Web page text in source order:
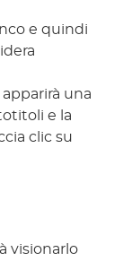
e quindi
apparirà una
e la
clic su
visionarlo